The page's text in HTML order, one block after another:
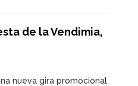
de la Vendimia,
nueva gira promocional